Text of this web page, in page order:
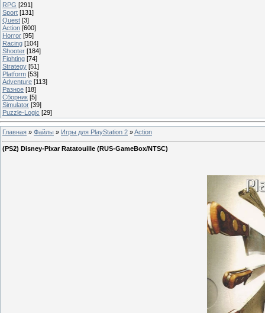
RPG [291]
Sport [131]
Quest [3]
Action [600]
Horror [95]
Racing [104]
Shooter [184]
Fighting [74]
Strategy [51]
Platform [53]
Adventure [113]
Разное [18]
Сборник [5]
Simulator [39]
Puzzle-Logic [29]
Главная » Файлы » Игры для PlayStation 2 »Action
(PS2) Disney-Pixar Ratatouille (RUS-GameBox/NTSC)